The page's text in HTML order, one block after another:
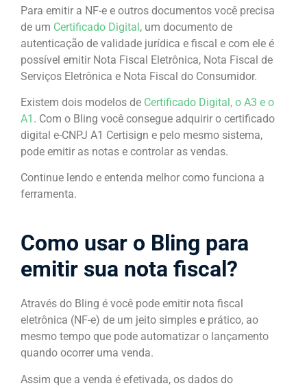
Para emitir a NF-e e outros documentos você precisa
de um Certificado Digital, um documento de
autenticação de validade jurídica e fiscal e com ele é
possível emitir Nota Fiscal Eletrônica, Nota Fiscal de
Serviços Eletrônica e Nota Fiscal do Consumidor.
Existem dois modelos de Certificado Digital, o A3 e o
A1 . Com o Bling você consegue adquirir o certificado
digital e-CNPJ A1 Certisign e pelo mesmo sistema,
pode emitir as notas e controlar as vendas.
Continue lendo e entenda melhor como funciona a
ferramenta.
Como usar o Bling para
emitir sua nota fiscal?
Através do Bling é você pode emitir nota fiscal
eletrônica (NF-e) de um jeito simples e prático, ao
mesmo tempo que pode automatizar o lançamento
quando ocorrer uma venda.
Assim que a venda é efetivada, os dados do